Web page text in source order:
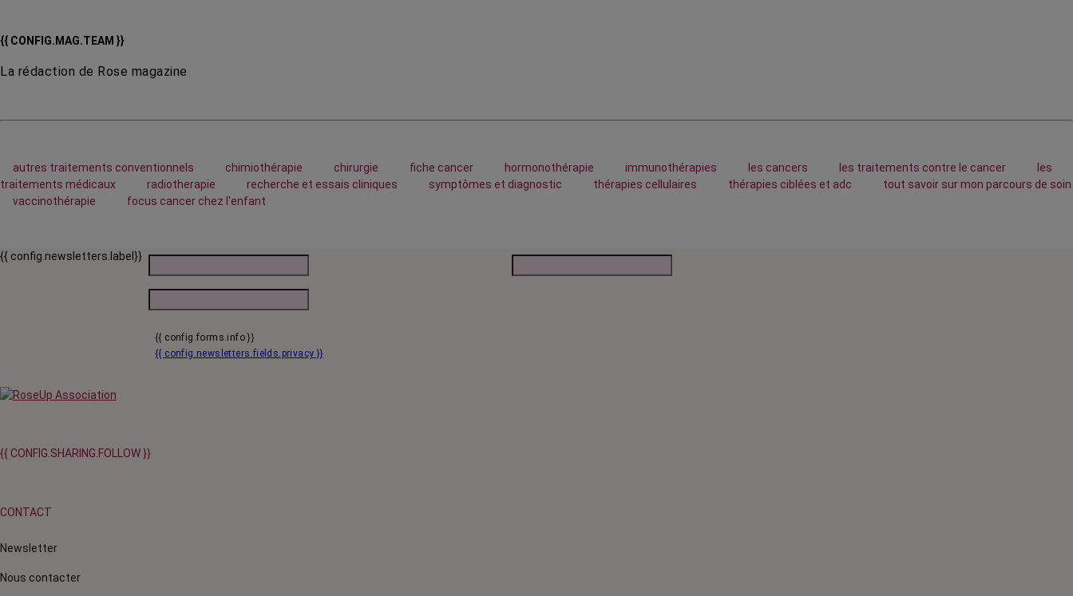
{{ CONFIG.MAG.TEAM }}
La rédaction de Rose magazine
autres traitements conventionnels chimiothérapie chirurgie fiche cancer hormonothérapie immunothérapies les cancers les traitements contre le cancer
les
traitements médicaux
radiotherapie recherche et essais cliniques symptômes et diagnostic thérapies cellulaires thérapies ciblées et adc
tout savoir sur mon parcours de soin
vaccinothérapie
focus cancer chez l'enfant
{{ config.newsletters.label}}
{{ config.forms.info }}
{{ config.newsletters.fields.privacy }}
{{ CONFIG.SHARING.FOLLOW }}
CONTACT
Newsletter
Nous contacter